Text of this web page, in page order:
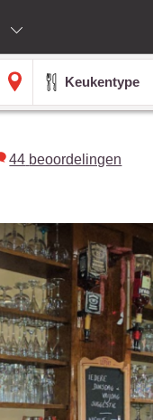
Keukentype
44 beoordelingen